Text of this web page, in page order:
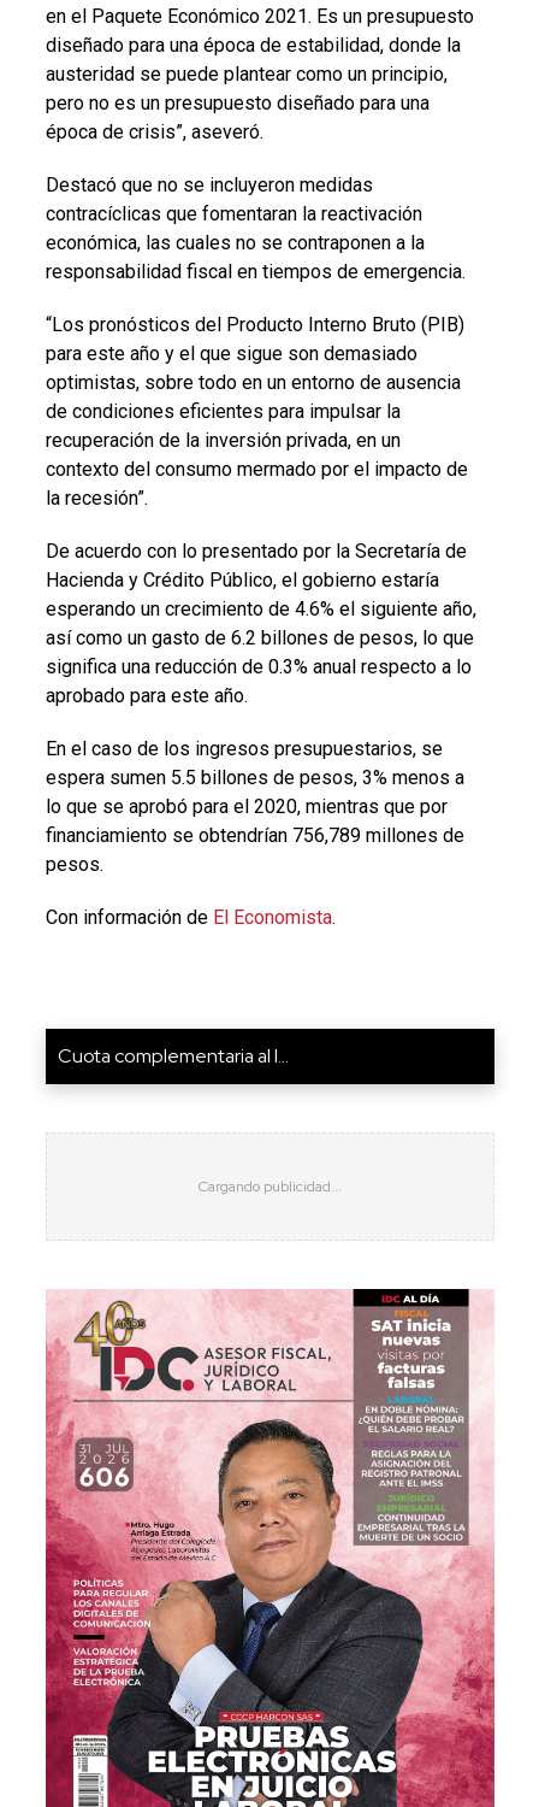
en el Paquete Económico 2021. Es un presupuesto
diseñado para una época de estabilidad, donde la
austeridad se puede plantear como un principio,
pero no es un presupuesto diseñado para una
época de crisis”, aseveró.
Destacó que no se incluyeron medidas
contracíclicas que fomentaran la reactivación
económica, las cuales no se contraponen a la
responsabilidad fiscal en tiempos de emergencia.
“Los pronósticos del Producto Interno Bruto (PIB)
para este año y el que sigue son demasiado
optimistas, sobre todo en un entorno de ausencia
de condiciones eficientes para impulsar la
recuperación de la inversión privada, en un
contexto del consumo mermado por el impacto de
la recesión”.
De acuerdo con lo presentado por la Secretaría de
Hacienda y Crédito Público, el gobierno estaría
esperando un crecimiento de 4.6% el siguiente año,
así como un gasto de 6.2 billones de pesos, lo que
significa una reducción de 0.3% anual respecto a lo
aprobado para este año.
En el caso de los ingresos presupuestarios, se
espera sumen 5.5 billones de pesos, 3% menos a
lo que se aprobó para el 2020, mientras que por
financiamiento se obtendrían 756,789 millones de
pesos.
Con información de El Economista.
Cuota complementaria al I...